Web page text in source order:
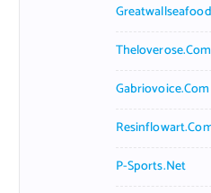
Theloverose.com
Gabriovoice.com
P-Sports.net